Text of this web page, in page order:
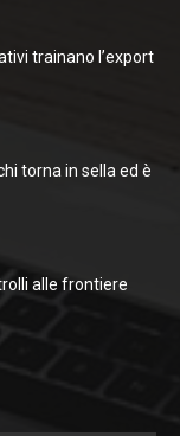
trainano l’export
torna in sella ed è
alle frontiere